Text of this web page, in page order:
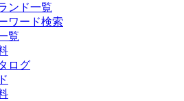
ンド一覧
ワード検索
覧
ログ